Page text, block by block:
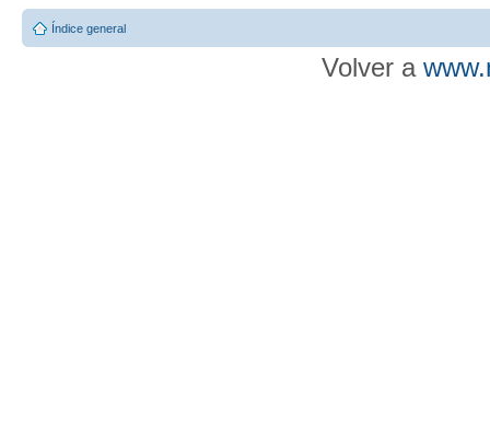
Índice general
Volver a